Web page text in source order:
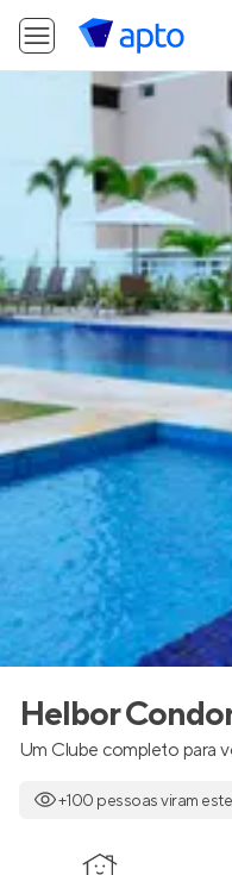
Um Clube completo para
+100 pessoas viram